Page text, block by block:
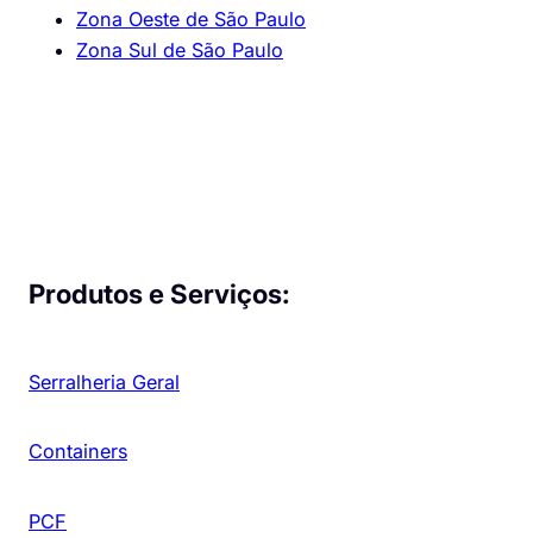
Zona Oeste de São Paulo
Zona Sul de São Paulo
Produtos e Serviços:
Serralheria Geral
Containers
PCF